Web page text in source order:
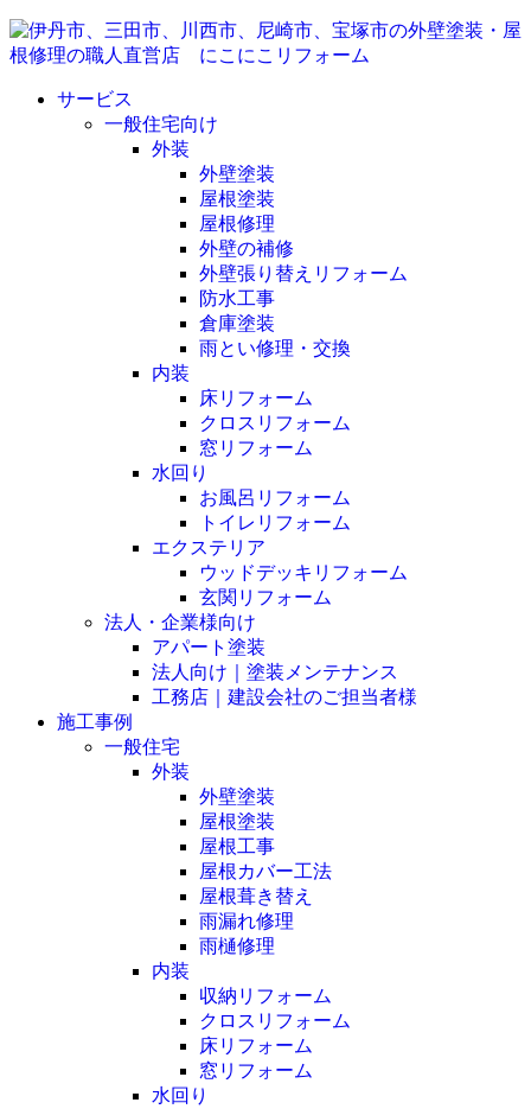
サービス
一般住宅向け
外装
外壁塗装
屋根塗装
屋根修理
外壁の補修
外壁張り替えリフォーム
防水工事
倉庫塗装
雨とい修理・交換
内装
床リフォーム
クロスリフォーム
窓リフォーム
水回り
お風呂リフォーム
トイレリフォーム
エクステリア
ウッドデッキリフォーム
玄関リフォーム
法人・企業様向け
アパート塗装
法人向け｜塗装メンテナンス
工務店｜建設会社のご担当者様
施工事例
一般住宅
外装
外壁塗装
屋根塗装
屋根工事
屋根カバー工法
屋根葺き替え
雨漏れ修理
雨樋修理
内装
収納リフォーム
クロスリフォーム
床リフォーム
窓リフォーム
水回り